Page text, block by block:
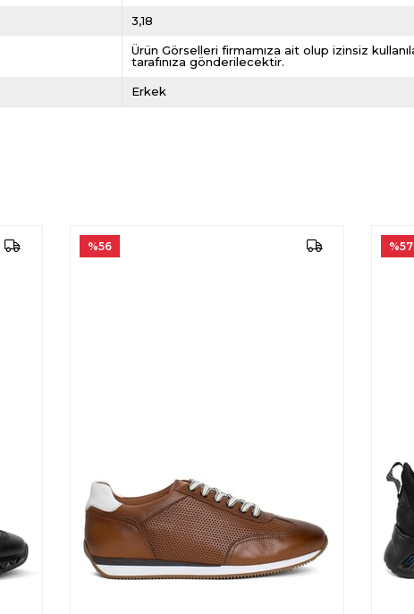
3,18
Ürün Görselleri firmamıza ait olup izinsiz
tarafınıza gönderilecektir.
Erkek
%56 %57